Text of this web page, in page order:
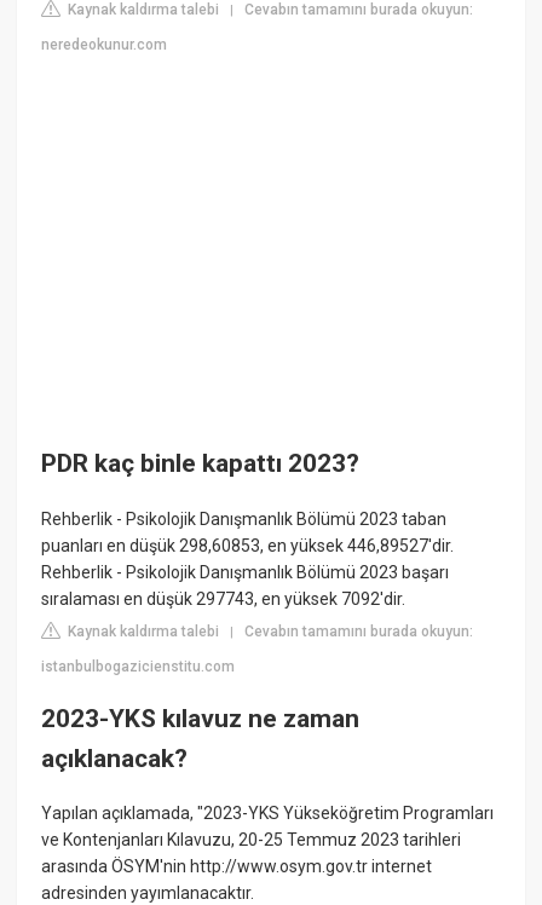
Kaynak kaldırma talebi |Cevabın tamamını burada okuyun:
neredeokunur.com
PDR kaç binle kapattı 2023?
Rehberlik - Psikolojik Danışmanlık Bölümü 2023 taban
puanları en düşük 298,60853, en yüksek 446,89527'dir.
Rehberlik - Psikolojik Danışmanlık Bölümü 2023 başarı
sıralaması en düşük 297743, en yüksek 7092'dir.
Kaynak kaldırma talebi |Cevabın tamamını burada okuyun:
istanbulbogazicienstitu.com
2023-YKS kılavuz ne zaman
açıklanacak?
Yapılan açıklamada, "2023-YKS Yükseköğretim Programları
ve Kontenjanları Kılavuzu, 20-25 Temmuz 2023 tarihleri
arasında ÖSYM'nin http://www.osym.gov.tr internet
adresinden yayımlanacaktır.